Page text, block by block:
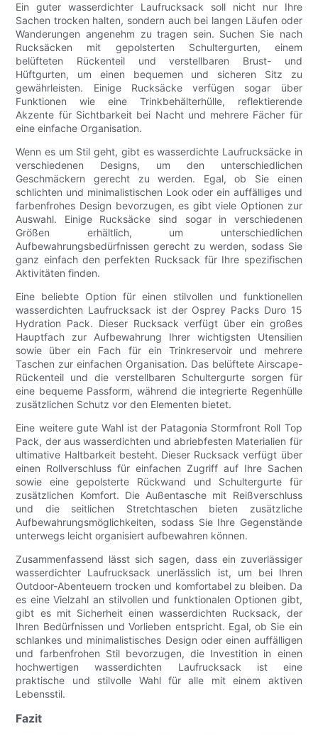
Ein guter wasserdichter Laufrucksack soll nicht nur Ihre
Sachen trocken halten, sondern auch bei langen Läufen oder
Wanderungen angenehm zu tragen sein. Suchen Sie nach
Rucksäcken mit gepolsterten Schultergurten, einem
belüfteten Rückenteil und verstellbaren Brust- und
Hüftgurten, um einen bequemen und sicheren Sitz zu
gewährleisten. Einige Rucksäcke verfügen sogar über
Funktionen wie eine Trinkbehälterhülle, reflektierende
Akzente für Sichtbarkeit bei Nacht und mehrere Fächer für
eine einfache Organisation.
Wenn es um Stil geht, gibt es wasserdichte Laufrucksäcke in
verschiedenen Designs, um den unterschiedlichen
Geschmäckern gerecht zu werden. Egal, ob Sie einen
schlichten und minimalistischen Look oder ein auffälliges und
farbenfrohes Design bevorzugen, es gibt viele Optionen zur
Auswahl. Einige Rucksäcke sind sogar in verschiedenen
Größen erhältlich, um unterschiedlichen
Aufbewahrungsbedürfnissen gerecht zu werden, sodass Sie
ganz einfach den perfekten Rucksack für Ihre spezifischen
Aktivitäten finden.
Eine beliebte Option für einen stilvollen und funktionellen
wasserdichten Laufrucksack ist der Osprey Packs Duro 15
Hydration Pack. Dieser Rucksack verfügt über ein großes
Hauptfach zur Aufbewahrung Ihrer wichtigsten Utensilien
sowie über ein Fach für ein Trinkreservoir und mehrere
Taschen zur einfachen Organisation. Das belüftete Airscape-
Rückenteil und die verstellbaren Schultergurte sorgen für
eine bequeme Passform, während die integrierte Regenhülle
zusätzlichen Schutz vor den Elementen bietet.
Eine weitere gute Wahl ist der Patagonia Stormfront Roll Top
Pack, der aus wasserdichten und abriebfesten Materialien für
ultimative Haltbarkeit besteht. Dieser Rucksack verfügt über
einen Rollverschluss für einfachen Zugriff auf Ihre Sachen
sowie eine gepolsterte Rückwand und Schultergurte für
zusätzlichen Komfort. Die Außentasche mit Reißverschluss
und die seitlichen Stretchtaschen bieten zusätzliche
Aufbewahrungsmöglichkeiten, sodass Sie Ihre Gegenstände
unterwegs leicht organisiert aufbewahren können.
Zusammenfassend lässt sich sagen, dass ein zuverlässiger
wasserdichter Laufrucksack unerlässlich ist, um bei Ihren
Outdoor-Abenteuern trocken und komfortabel zu bleiben. Da
es eine Vielzahl an stilvollen und funktionalen Optionen gibt,
gibt es mit Sicherheit einen wasserdichten Rucksack, der
Ihren Bedürfnissen und Vorlieben entspricht. Egal, ob Sie ein
schlankes und minimalistisches Design oder einen auffälligen
und farbenfrohen Stil bevorzugen, die Investition in einen
hochwertigen wasserdichten Laufrucksack ist eine
praktische und stilvolle Wahl für alle mit einem aktiven
Lebensstil.
Fazit